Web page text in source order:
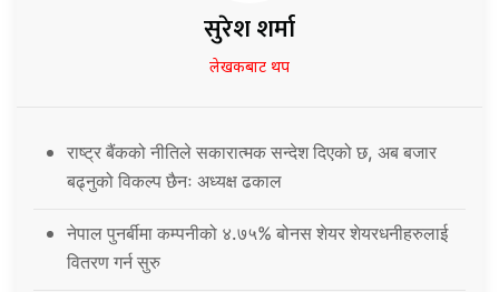
सुरेश शर्मा
लेखकबाट थप
राष्ट्र बैंकको नीतिले सकारात्मक सन्देश दिएको छ, अब बजार
बढ्नुको विकल्प छैनः अध्यक्ष ढकाल
नेपाल पुनर्बीमा कम्पनीको ४.७५% बोनस शेयर शेयरधनीहरुलाई
वितरण गर्न सुरु